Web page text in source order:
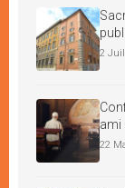
2
ami
22